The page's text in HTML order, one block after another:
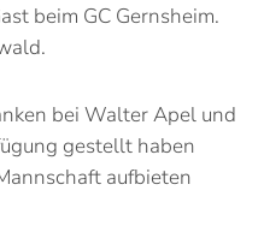
beim GC Gernsheim.
bei Walter Apel und
gestellt haben
aufbieten